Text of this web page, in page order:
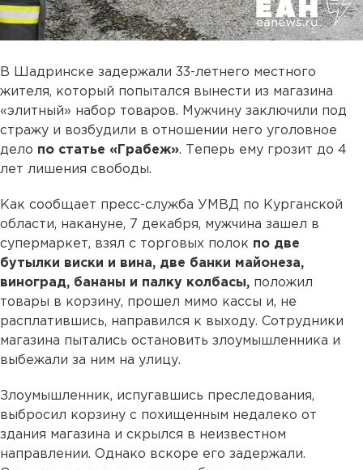
В Шадринске задержали 33-летнего местного
жителя, который попытался вынести из магазина
«элитный» набор товаров. Мужчину заключили под
стражу и возбудили в отношении него уголовное
дело по статье «Грабеж». Теперь ему грозит до 4
лет лишения свободы.
Как сообщает пресс-служба УМВД по Курганской
области, накануне, 7 декабря, мужчина зашел в
супермаркет, взял с торговых полок по две
бутылки виски и вина, две банки майонеза,
виноград, бананы и палку колбасы, положил
товары в корзину, прошел мимо кассы и, не
расплатившись, направился к выходу. Сотрудники
магазина пытались остановить злоумышленника и
выбежали за ним на улицу.
Злоумышленник, испугавшись преследования,
выбросил корзину с похищенным недалеко от
здания магазина и скрылся в неизвестном
направлении. Однако вскоре его задержали.